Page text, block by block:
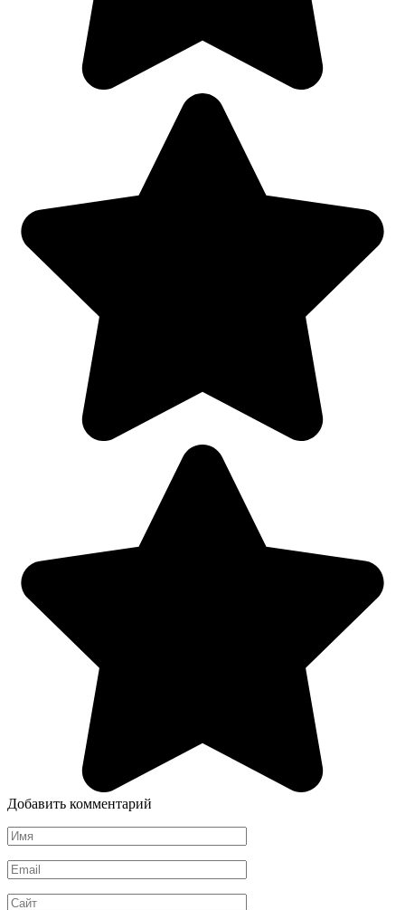
Добавить комментарий
Имя
*
Email
*
Сайт